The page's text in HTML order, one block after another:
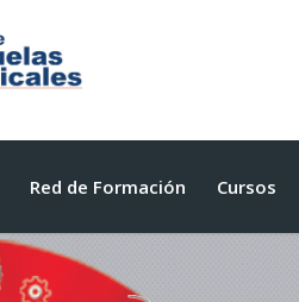
Red de Formación Cursos